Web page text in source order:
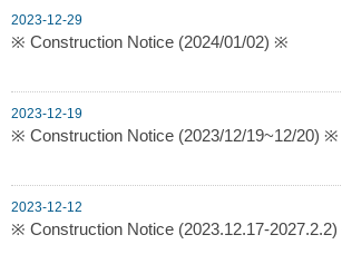
2023-12-29
※ Construction Notice (2024/01/02) ※
2023-12-19
※ Construction Notice (2023/12/19~12/20) ※
2023-12-12
※ Construction Notice (2023.12.17-